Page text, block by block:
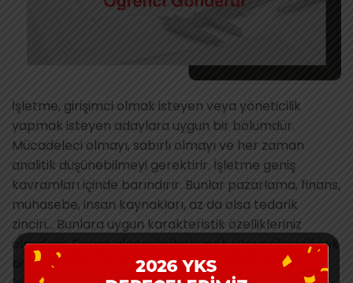
İşletme, girişimci olmak isteyen veya yöneticilik
yapmak isteyen adaylara uygun bir bölümdür.
Mücadeleci olmayı, sabırlı olmayı ve her zaman
analitik düşünebilmeyi gerektirir. İşletme geniş
kavramları içinde barındırır. Bunlar pazarlama, finans,
muhasebe, insan kaynakları, az da olsa tedarik
zinciri… Bunlara uygun karakteristik özellikleriniz
olmalıdır. Finans alanında ilerlemek isteyenler yüksek
bir matematik ilgisi, detaycı, dikkatli olmalıdır. İnsan